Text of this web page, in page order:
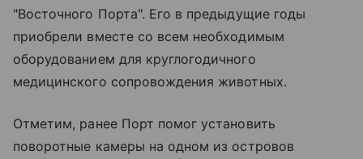
"Восточного Порта". Его в предыдущие годы
приобрели вместе со всем необходимым
оборудованием для круглогодичного
медицинского сопровождения животных.
Отметим, ранее Порт помог установить
поворотные камеры на одном из островов